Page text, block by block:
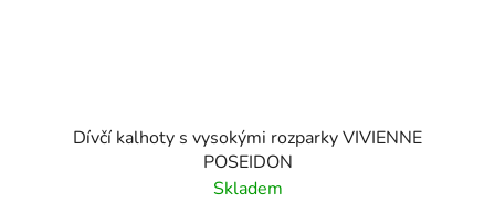
Dívčí kalhoty s vysokými rozparky VIVIENNE
POSEIDON
Skladem